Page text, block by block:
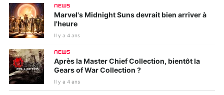
NEWS
Marvel's Midnight Suns devrait bien arriver à
l'heure
Il y a 4 ans
NEWS
Après la Master Chief Collection, bientôt la
Gears of War Collection ?
Il y a 4 ans